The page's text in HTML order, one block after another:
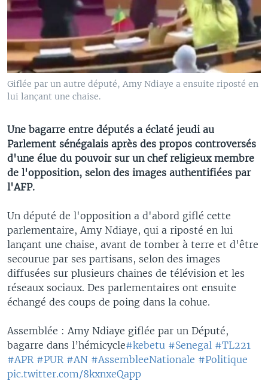
Giflée par un autre député, Amy Ndiaye a ensuite riposté en
lui lançant une chaise.
Une bagarre entre députés a éclaté jeudi au
Parlement sénégalais après des propos controversés
d'une élue du pouvoir sur un chef religieux membre
de l'opposition, selon des images authentifiées par
l'AFP.
Un député de l'opposition a d'abord giflé cette
parlementaire, Amy Ndiaye, qui a riposté en lui
lançant une chaise, avant de tomber à terre et d'être
secourue par ses partisans, selon des images
diffusées sur plusieurs chaines de télévision et les
réseaux sociaux. Des parlementaires ont ensuite
échangé des coups de poing dans la cohue.
Assemblée : Amy Ndiaye giflée par un Député,
bagarre dans l’hémicycle#kebetu #Senegal #TL221
#APR #PUR #AN #AssembleeNationale #Politique
pic.twitter.com/8kxnxeQapp